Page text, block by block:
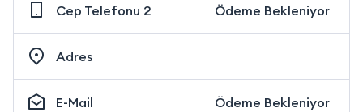
Cep Telefonu 2 Ödeme Bekleniyor
Adres
E-Mail Ödeme Bekleniyor